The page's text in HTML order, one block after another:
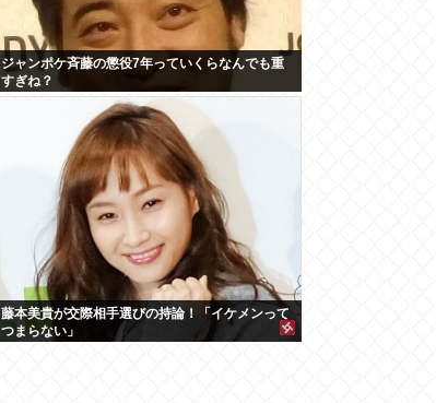
ジャンポケ斉藤の懲役7年っていくらなんでも重
すぎね？
藤本美貴が交際相手選びの持論！「イケメンって
つまらない」